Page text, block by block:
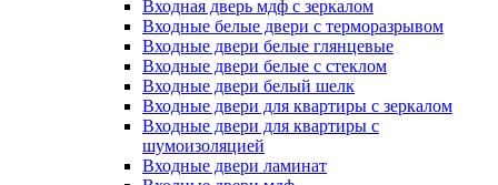
Входная дверь мдф с зеркалом
Входные белые двери с терморазрывом
Входные двери белые глянцевые
Входные двери белые с стеклом
Входные двери белый шелк
Входные двери для квартиры с зеркалом
Входные двери для квартиры с
шумоизоляцией
Входные двери ламинат